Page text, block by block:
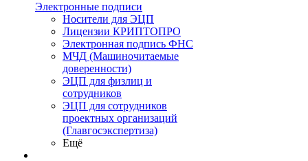
Электронные подписи
Носители для ЭЦП
Лицензии КРИПТОПРО
Электронная подпись ФНС
МЧД (Машиночитаемые
доверенности)
ЭЦП для физлиц и
сотрудников
ЭЦП для сотрудников
проектных организаций
(Главгосэкспертиза)
Ещё